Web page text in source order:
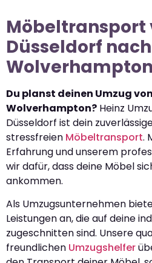
Möbeltransport
Düsseldorf nach
Wolverhampton
Du planst deinen Umzug
Wolverhampton? Heinz
Düsseldorf ist dein
stressfreien Möbeltransport.
Erfahrung und unserem
wir dafür, dass deine Möbel
ankommen.
Als Umzugsunternehmen
Leistungen an, die auf deine
zugeschnitten sind. Unsere
freundlichen Umzugshelfer